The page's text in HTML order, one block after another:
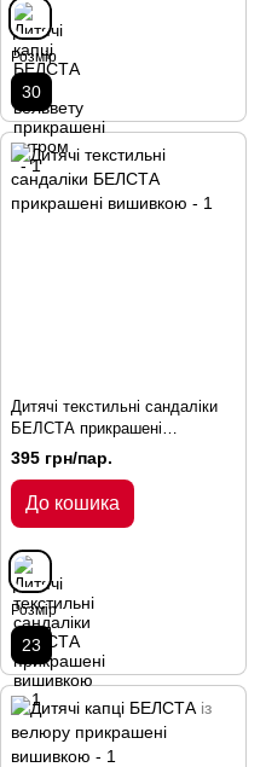
Розмір
30
Дитячі текстильні сандаліки
БЕЛСТА прикрашені
вишивкою
395 грн/пар.
До кошика
Розмір
23